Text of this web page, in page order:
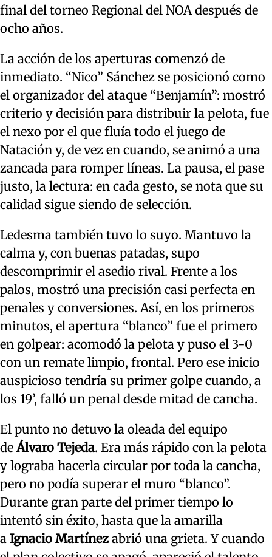
final del torneo Regional del NOA después de
ocho años.
La acción de los aperturas comenzó de
inmediato. “Nico” Sánchez se posicionó como
el organizador del ataque “Benjamín”: mostró
criterio y decisión para distribuir la pelota, fue
el nexo por el que fluía todo el juego de
Natación y, de vez en cuando, se animó a una
zancada para romper líneas. La pausa, el pase
justo, la lectura: en cada gesto, se nota que su
calidad sigue siendo de selección.
Ledesma también tuvo lo suyo. Mantuvo la
calma y, con buenas patadas, supo
descomprimir el asedio rival. Frente a los
palos, mostró una precisión casi perfecta en
penales y conversiones. Así, en los primeros
minutos, el apertura “blanco” fue el primero
en golpear: acomodó la pelota y puso el 3-0
con un remate limpio, frontal. Pero ese inicio
auspicioso tendría su primer golpe cuando, a
los 19’, falló un penal desde mitad de cancha.
El punto no detuvo la oleada del equipo
deÁlvaro Tejeda. Era más rápido con la pelota
y lograba hacerla circular por toda la cancha,
pero no podía superar el muro “blanco”.
Durante gran parte del primer tiempo lo
intentó sin éxito, hasta que la amarilla
a Ignacio Martínezabrió una grieta. Y cuando